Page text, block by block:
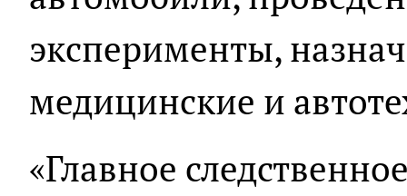
эксперименты,
медицинские и
«Главное